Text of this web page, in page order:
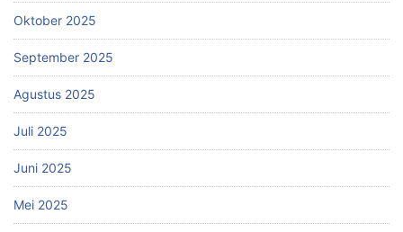
Oktober 2025
September 2025
Agustus 2025
Juli 2025
Juni 2025
Mei 2025